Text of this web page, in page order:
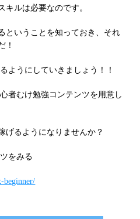
キルは必要なのです。
ということを知っておき、それ
！
ようにしていきましょう！！
者むけ勉強コンテンツを用意し
げるようになりませんか？
をみる
beginner/